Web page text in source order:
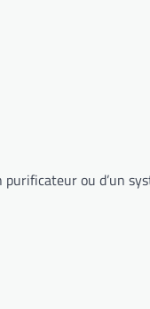
purificateur ou d’un